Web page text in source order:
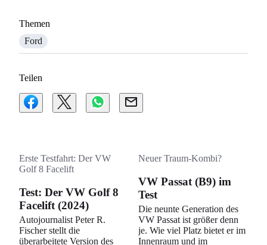
Themen
Ford
Teilen
Erste Testfahrt: Der VW
Golf 8 Facelift
Test: Der VW Golf 8
Facelift (2024)
Autojournalist Peter R.
Fischer stellt die
überarbeitete Version des
Neuer Traum-Kombi?
VW Passat (B9) im
Test
Die neunte Generation des
VW Passat ist größer denn
je. Wie viel Platz bietet er im
Innenraum und im